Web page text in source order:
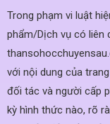
Trong phạm vi luật
phẩm/Dịch vụ có liên
với nội dung của
đối tác và người cấp
kỳ hình thức nào, rõ